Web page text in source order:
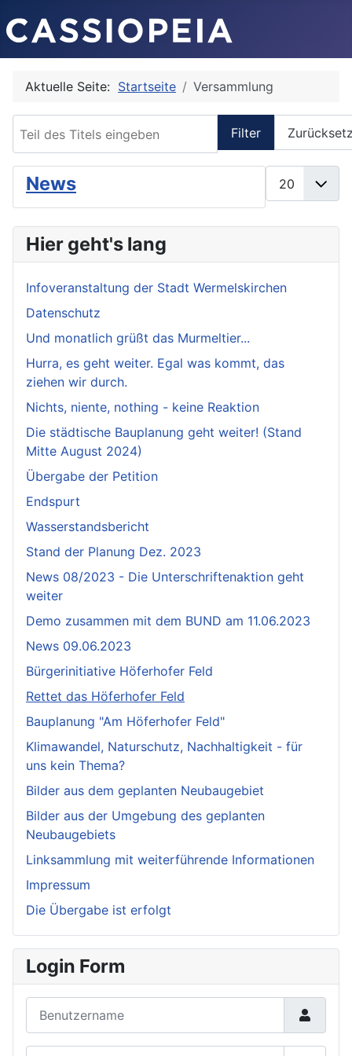
Aktuelle Seite: Startseite Versammlung
Filter
News
Hier geht's lang
Infoveranstaltung der Stadt Wermelskirchen
Datenschutz
Und monatlich grüßt das Murmeltier...
Hurra, es geht weiter. Egal was kommt, das
ziehen wir durch.
Nichts, niente, nothing - keine Reaktion
Die städtische Bauplanung geht weiter! (Stand
Mitte August 2024)
Übergabe der Petition
Endspurt
Wasserstandsbericht
Stand der Planung Dez. 2023
News 08/2023 - Die Unterschriftenaktion geht
weiter
Demo zusammen mit dem BUND am 11.06.2023
News 09.06.2023
Bürgerinitiative Höferhofer Feld
Rettet das Höferhofer Feld
Bauplanung "Am Höferhofer Feld"
Klimawandel, Naturschutz, Nachhaltigkeit - für
uns kein Thema?
Bilder aus dem geplanten Neubaugebiet
Bilder aus der Umgebung des geplanten
Neubaugebiets
Linksammlung mit weiterführende Informationen
Impressum
Die Übergabe ist erfolgt
Login Form